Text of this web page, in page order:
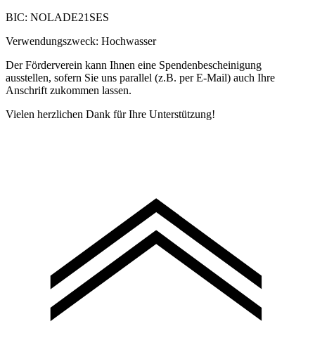
BIC: NOLADE21SES
Verwendungszweck: Hochwasser
Der Förderverein kann Ihnen eine Spendenbescheinigung
ausstellen, sofern Sie uns parallel (z.B. per E-Mail) auch Ihre
Anschrift zukommen lassen.
Vielen herzlichen Dank für Ihre Unterstützung!